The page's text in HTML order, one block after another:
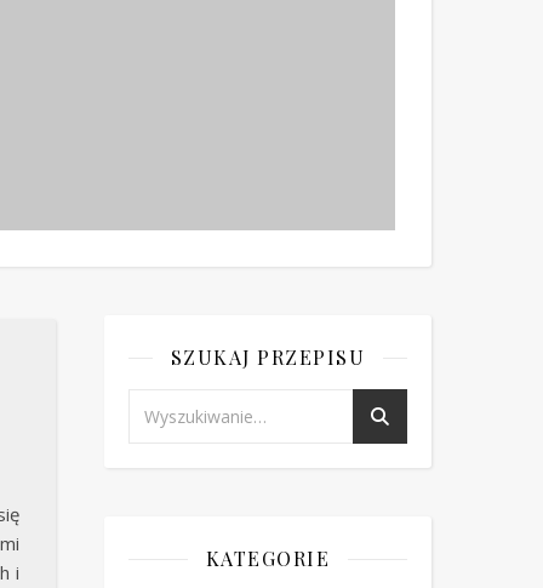
i
SZUKAJ PRZEPISU
KATEGORIE